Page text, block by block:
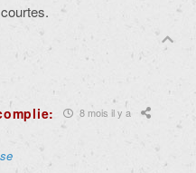
8 mois il y a